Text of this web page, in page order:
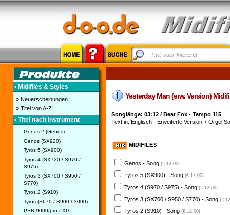
• Midifiles & Styles
» Neuerscheinungen
» Titel von A-Z
• Titel nach Instrument
Genos 2 (Genos)
Genos (SX920)
Tyros 5 (SX900)
Tyros 4 (SX720 / S970 /
S975)
Tyros 3 (SX700 / S950 /
S770)
Tyros 2 (S910)
Tyros (S670 / S900 / 3000)
PSR 9000/pro / XG
Yesterday Man (erw. Version)
Songlänge: 03:12 / Beat Fox - Tempo 115
Text in: Englisch - Erweiterte Version + Orgel
MIDIFILES
Genos - Song (€ 12,00)
Tyros 5 (SX900) - Song (€ 12,00)
Tyros 4 (S970 / S975) - Song (€ 12,00)
Tyros 3 (SX700 / S950 / S770) - Song (€
Tyros 2 (S910) - Song (€ 12,00)